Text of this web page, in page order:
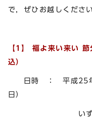
で，ぜひお越しください
【1】 福よ来い来い
込）
日時 ： 平成25年2
日）
いずれの日も